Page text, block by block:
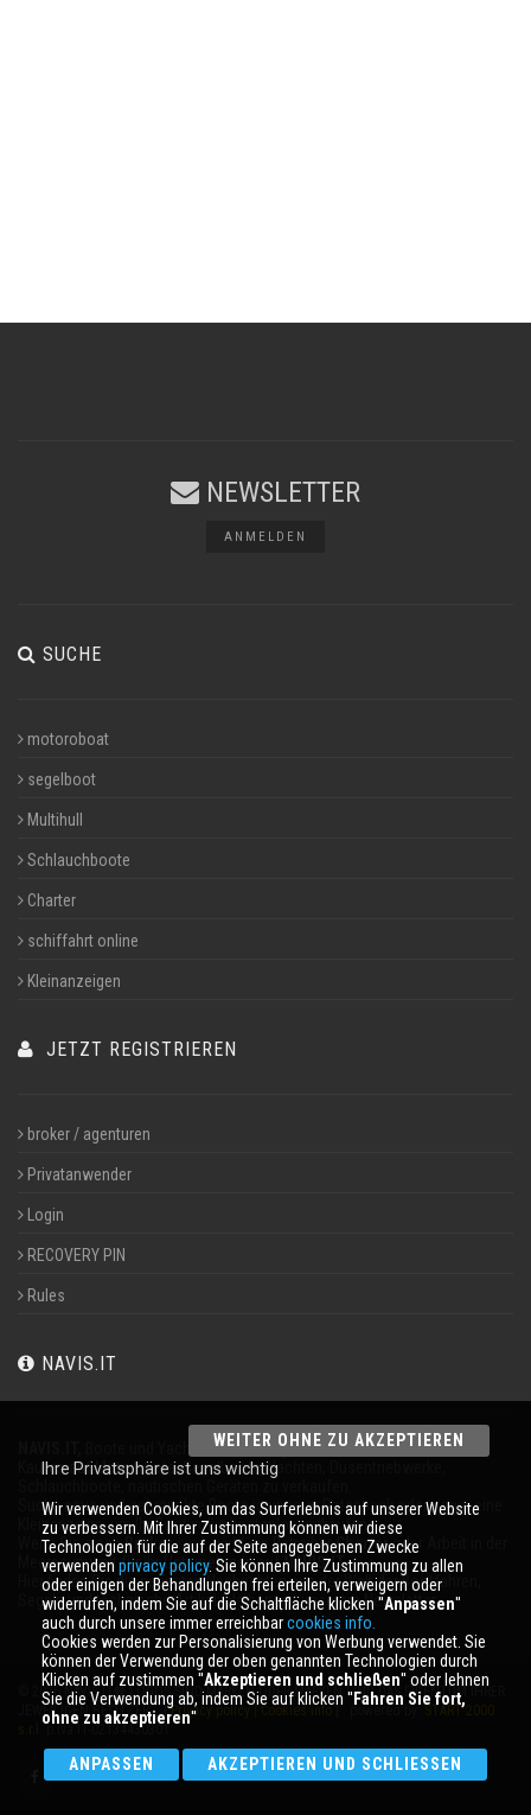
NEWSLETTER
ANMELDEN
SUCHE
motoroboat
segelboot
Multihull
Schlauchboote
Charter
schiffahrt online
Kleinanzeigen
JETZT REGISTRIEREN
broker / agenturen
Privatanwender
Login
RECOVERY PIN
Rules
NAVIS.IT
Boote und Yachten an 365 Tagen im Jahr
Kaufen auf Motorboote, Segelboote, Yachten, Düsentriebwerke,
Suche neue und gebrauchte Boote in unserer Datenbank oder sogar eine
Kleinanzeige, um Ihr Boot völlig kostenlos verkaufen.
Wenn Sie einenBrokersind, wirbt ein BetreiberCharteroder Arbeit in der
Meeresumwelt für Ihr Unternehmen aufNAVIS.IT.
Hier finden Sie die neuesten Nachrichten aus der Welt der Bootfahren,
Segeln und technische Artikel; bleiben mit unserem Newsletter.
© 2026 NAVIS.IT® LOGOS SIND MARKEN ODER MARKEN SIND DAS EIGENTUM IHRER
JEWEILIGEN BESITZER. |Privacy policy|Cookies info| powered by: START 2000
p.iva IT-02134430301
WEITER OHNE ZU AKZEPTIEREN
Ihre Privatsphäre ist uns wichtig
Wir verwenden Cookies, um das Surferlebnis auf unserer Website
zu verbessern. Mit Ihrer Zustimmung können wir diese
Technologien für die auf der Seite angegebenen Zwecke
verwenden privacy policy. Sie können Ihre Zustimmung zu allen
oder einigen der Behandlungen frei erteilen, verweigern oder
widerrufen, indem Sie auf die Schaltfläche klicken ''Anpassen''
auch durch unsere immer erreichbarcookies info.
Cookies werden zur Personalisierung von Werbung verwendet. Sie
können der Verwendung der oben genannten Technologien durch
Klicken auf zustimmen ''Akzeptieren und schließen'' oder lehnen
Sie die Verwendung ab, indem Sie auf klicken '' Fahren Sie fort,
ohne zu akzeptieren''
ANPASSEN AKZEPTIEREN UND SCHLIESSEN